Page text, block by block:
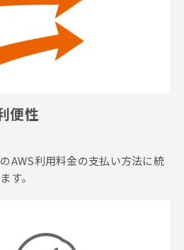
便性
AWS利用料金の支払い方法に統
す。